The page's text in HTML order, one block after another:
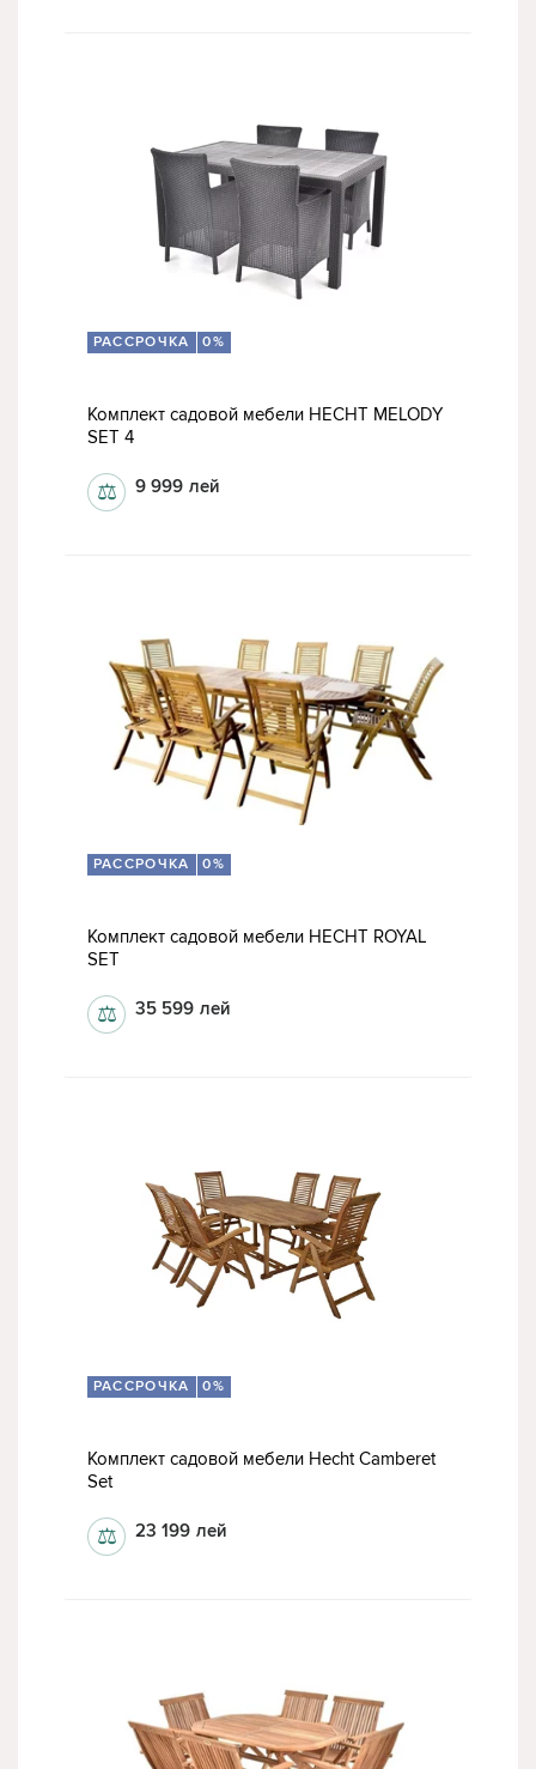
РАССРОЧКА 0%
Комплект садовой мебели HECHT MELODY
SET 4
9 999 лей
⚖
РАССРОЧКА 0%
Комплект садовой мебели HECHT ROYAL
SET
35 599 лей
⚖
РАССРОЧКА 0%
Комплект садовой мебели Hecht Camberet
Set
23 199 лей
⚖